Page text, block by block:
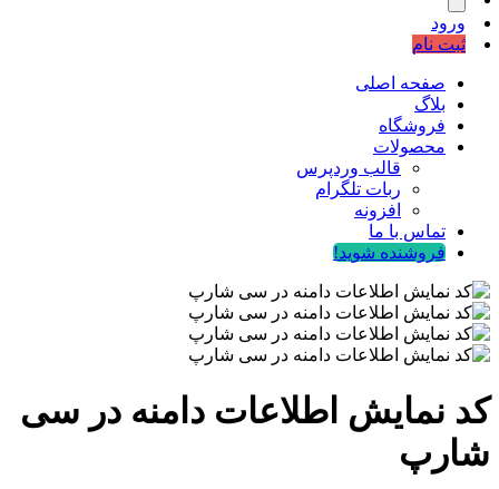
ورود
ثبت نام
صفحه اصلی
بلاگ
فروشگاه
محصولات
قالب وردپرس
ربات تلگرام
افزونه
تماس با ما
فروشنده شوید!
کد نمایش اطلاعات دامنه در سی
شارپ